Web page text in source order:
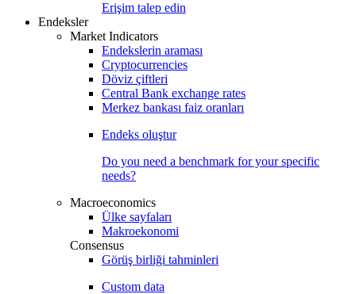
Erişim talep edin
Endeksler
Market Indicators
Endekslerin araması
Cryptocurrencies
Döviz çiftleri
Central Bank exchange rates
Merkez bankası faiz oranları
Endeks oluştur
Do you need a benchmark for your specific
needs?
Macroeconomics
Ülke sayfaları
Makroekonomi
Consensus
Görüş birliği tahminleri
Custom data